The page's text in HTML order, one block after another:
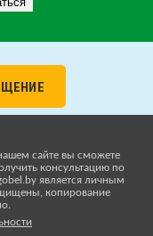
сайте вы сможете
консультацию по
является личным
копирование